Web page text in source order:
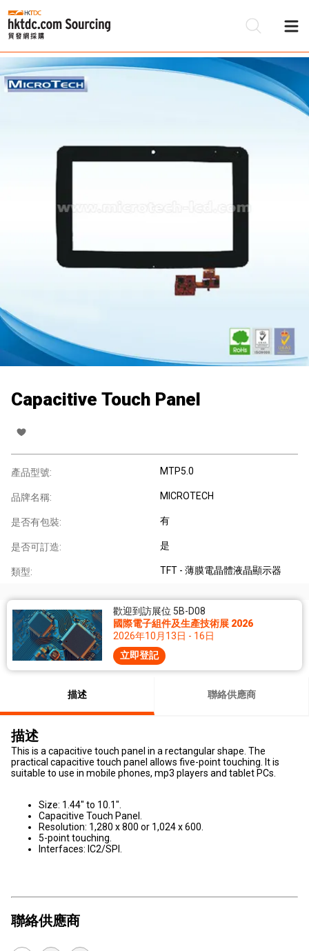
Capacitive Touch Panel
產品型號: MTP5.0
品牌名稱: MICROTECH
是否有包裝: 有
是否可訂造: 是
類型: TFT - 薄膜電晶體液晶顯示器
歡迎到訪展位 5B-D08
國際電子組件及生產技術展 2026
2026年10月13日 - 16日
立即登記
描述 聯絡供應商
描述
This is a capacitive touch panel in a rectangular shape. The
practical capacitive touch panel allows five-point touching. It is
suitable to use in mobile phones, mp3 players and tablet PCs.
Size: 1.44" to 10.1".
Capacitive Touch Panel.
Resolution: 1,280 x 800 or 1,024 x 600.
5-point touching.
Interfaces: IC2/SPI.
聯絡供應商